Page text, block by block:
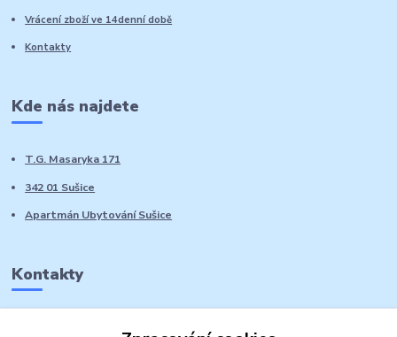
Vrácení zboží ve 14denní době
Kontakty
Kde nás najdete
T.G. Masaryka 171
342 01 Sušice
Apartmán Ubytování Sušice
Kontakty